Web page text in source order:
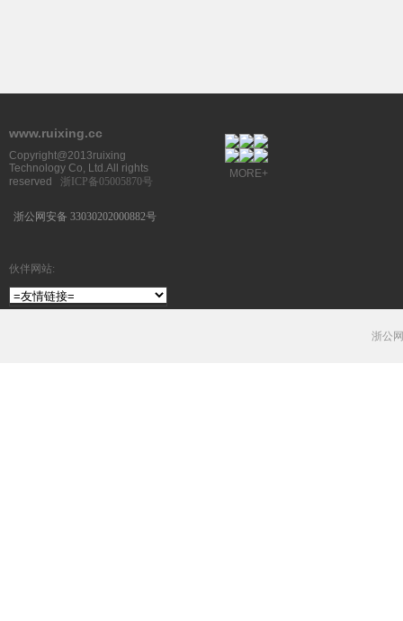
www.ruixing.cc
Copyright@2013ruixing
Technology Co, Ltd.All rights
reserved 浙ICP备05005870号
浙公网安备 33030202000882号
伙伴网站:
MORE+
浙公